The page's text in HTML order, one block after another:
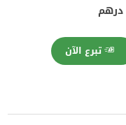
درهم